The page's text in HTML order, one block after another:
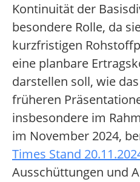
Kontinuität der
besondere Rolle, da
kurzfristigen
eine planbare
darstellen soll, wie
früheren
insbesondere im
im November 2024,
Times Stand
Ausschüttungen und